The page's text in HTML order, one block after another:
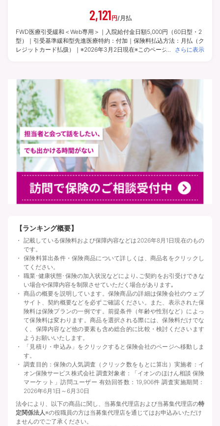
2,121円/月払
FWD医療引受緩和＜Web専用＞｜入院給付金日額5,000円（60日型・2
型）｜引受基準緩和型先進医療特約：付加｜保険料払込方法：月払（ク
レジットカード払扱）｜※2026年3月2日現在※このページでご案内して
険料払込期間：終身※申込方法によって異なります。また、一部の特
約・特則は異なります。
さらに表示
【ランキング概要】
記載している保険料および保障内容などは2026年8月1日現在のもの
です。
保険料算出条件・保険商品について詳しくは、商品名をクリックし
てください。
職業･健康状態･保険の加入状況などにより､ご契約をお引受けできな
い場合や保障内容を制限させていただく場合があります｡
商品の概要を説明しています。保険商品の詳細は保険会社のウェブ
サイト、契約概要などを必ずご確認ください。また、表示された保
険料は保険プランの一例です。前提条件（年齢や性別など）によっ
て保険料は変わります。商品を選択される際には、保険料だけでな
く、保障内容など他の要素も含め総合的に比較・検討くださいます
ようお願いいたします。
「見積り・申込み」をクリックすると保険会社のページへ移動しま
す。
調査目的：保険の人気調査（クリック数をもとに算出）実施者：イ
オン保険サービス株式会社 調査対象者：「イオンのほけん相談 保険
マーケット」訪問ユーザー 有効回答数：19,906件 調査実施期間：
2026年6月1日～6月30日
法令により、以下の商品に関し、当募集代理店および当募集代理店の特
定関係法人※の役職員の方は当募集代理店を通じてはお申込みいただけ
ませんのでご了承ください。